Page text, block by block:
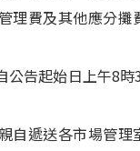
理費及其他應分攤
公告起始日上午8
自遞送各市場管